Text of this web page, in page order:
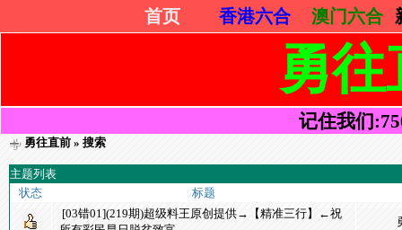
首页 香港六合 澳门六合
勇
记住我们
勇往直前» 搜索
主题列表
状态
标题
[03错01](219期)超级料王原创提供→【精准三行】←祝